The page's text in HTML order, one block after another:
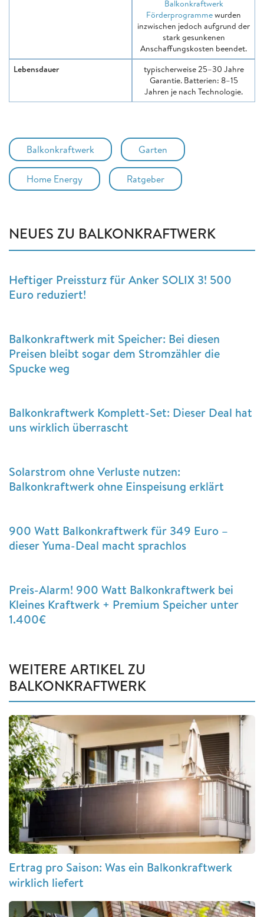
Balkonkraftwerk
Förderprogrammewurden
inzwischen jedoch aufgrund der
stark gesunkenen
Anschaffungskosten beendet.
Lebensdauer
typischerweise 25–30 Jahre
Garantie. Batterien: 8–15
Jahren je nach Technologie.
Balkonkraftwerk Garten
Home Energy Ratgeber
NEUES ZU BALKONKRAFTWERK
Heftiger Preissturz für Anker SOLIX 3! 500
Euro reduziert!
Balkonkraftwerk mit Speicher: Bei diesen
Preisen bleibt sogar dem Stromzähler die
Spucke weg
Balkonkraftwerk Komplett-Set: Dieser Deal hat
uns wirklich überrascht
Solarstrom ohne Verluste nutzen:
Balkonkraftwerk ohne Einspeisung erklärt
900 Watt Balkonkraftwerk für 349 Euro –
dieser Yuma-Deal macht sprachlos
Preis-Alarm! 900 Watt Balkonkraftwerk bei
Kleines Kraftwerk + Premium Speicher unter
1.400€
WEITERE ARTIKEL ZU
BALKONKRAFTWERK
Ertrag pro Saison: Was ein Balkonkraftwerk
wirklich liefert